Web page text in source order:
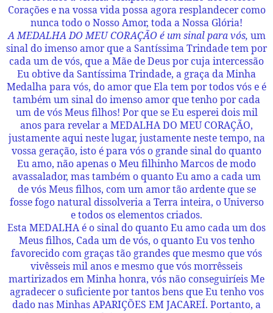
Corações e na vossa vida possa agora resplandecer como
nunca todo o Nosso Amor, toda a Nossa Glória!
A MEDALHA DO MEU CORAÇÃO é um sinal para vós, um
sinal do imenso amor que a Santíssima Trindade tem por
cada um de vós, que a Mãe de Deus por cuja intercessão
Eu obtive da Santíssima Trindade, a graça da Minha
Medalha para vós, do amor que Ela tem por todos vós e é
também um sinal do imenso amor que tenho por cada
um de vós Meus filhos! Por que se Eu esperei dois mil
anos para revelar a MEDALHA DO MEU CORAÇÃO,
justamente aqui neste lugar, justamente neste tempo, na
vossa geração, isto é para vós o grande sinal do quanto
Eu amo, não apenas o Meu filhinho Marcos de modo
avassalador, mas também o quanto Eu amo a cada um
de vós Meus filhos, com um amor tão ardente que se
fosse fogo natural dissolveria a Terra inteira, o Universo
e todos os elementos criados.
Esta MEDALHA é o sinal do quanto Eu amo cada um dos
Meus filhos, Cada um de vós, o quanto Eu vos tenho
favorecido com graças tão grandes que mesmo que vós
vivêsseis mil anos e mesmo que vós morrêsseis
martirizados em Minha honra, vós não conseguiríeis Me
agradecer o suficiente por tantos bens que Eu tenho vos
dado nas Minhas APARIÇÕES EM JACAREÍ. Portanto, a